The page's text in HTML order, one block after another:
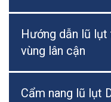
Hướng dẫn lũ
vùng lân cận
Cẩm nang lũ lụt